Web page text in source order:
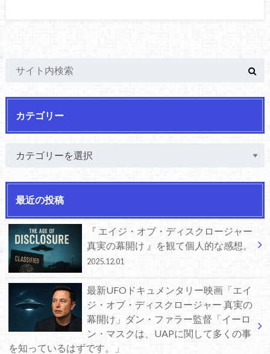
カテゴリー
最近の投稿
『 エイジ・オブ・ディスクロージャー
真実の幕開け 』を観て個人的な感想。
2025.12.01
最新UFOドキュメンタリー映画「エイ
ジ・オブ・ディスクロージャー 真実の
幕開け」ダン・ファラー監督「イーロ
ン・マスクは、UAPに関して多くの事
を知っているはずです。」